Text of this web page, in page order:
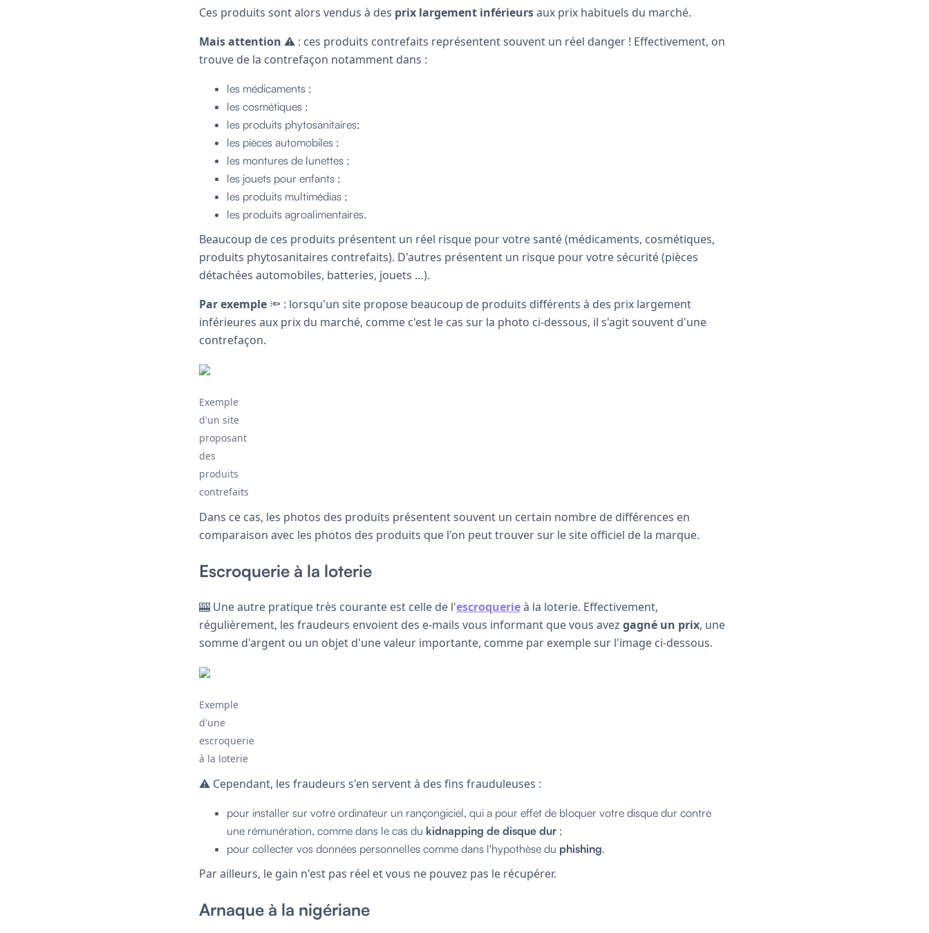
Ces produits sont alors vendus à des prix largement inférieursaux prix habituels du marché.
Mais attention ⚠️ : ces produits contrefaits représentent souvent un réel danger ! Effectivement, on
trouve de la contrefaçon notamment dans :
les médicaments ;
les cosmétiques ;
les produits phytosanitaires;
les pièces automobiles ;
les montures de lunettes ;
les jouets pour enfants ;
les produits multimédias ;
les produits agroalimentaires.
Beaucoup de ces produits présentent un réel risque pour votre santé (médicaments, cosmétiques,
produits phytosanitaires contrefaits). D'autres présentent un risque pour votre sécurité (pièces
détachées automobiles, batteries, jouets …).
Par exemple 🔦 : lorsqu'un site propose beaucoup de produits différents à des prix largement
inférieures aux prix du marché, comme c'est le cas sur la photo ci-dessous, il s'agit souvent d'une
contrefaçon.
Exemple
d'un site
proposant
des
produits
contrefaits
Dans ce cas, les photos des produits présentent souvent un certain nombre de différences en
comparaison avec les photos des produits que l'on peut trouver sur le site officiel de la marque.
Escroquerie à la loterie
🎰 Une autre pratique très courante est celle de l'escroquerieà la loterie. Effectivement,
régulièrement, les fraudeurs envoient des e-mails vous informant que vous avez gagné un prix, une
somme d'argent ou un objet d'une valeur importante, comme par exemple sur l'image ci-dessous.
Exemple
d'une
escroquerie
à la loterie
⚠️ Cependant, les fraudeurs s'en servent à des fins frauduleuses :
pour installer sur votre ordinateur un rançongiciel, qui a pour effet de bloquer votre disque dur contre
une rémunération, comme dans le cas du kidnapping de disque dur ;
pour collecter vos données personnelles comme dans l'hypothèse du phishing.
Par ailleurs, le gain n'est pas réel et vous ne pouvez pas le récupérer.
Arnaque à la nigériane